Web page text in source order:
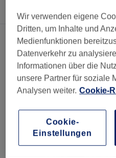
2 Salons die anbieten:
damen waxing - gesicht in
Wir verwenden eigene
Dritten, um Inhalte und
Medienfunktionen
Datenverkehr zu
Informationen über die
unsere Partner für soziale
Analysen weiter. Cookie-
Cookie-
Einstellungen